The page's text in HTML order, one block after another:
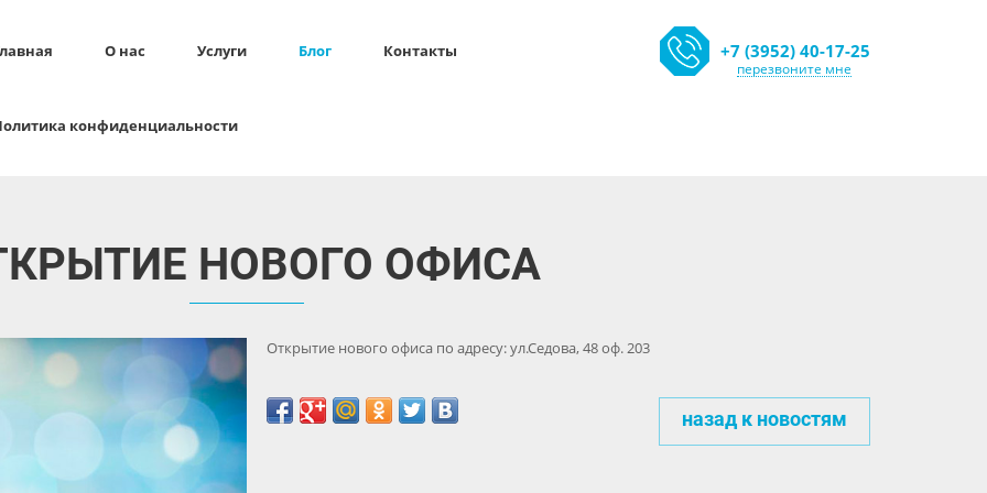
О нас Услуги Блог Контакты
конфиденциальности
+7 (3952) 40-17-25
перезвоните мне
НОВОГО ОФИСА
Открытие нового офиса по адресу: ул.Седова, 48 оф. 203
назад к новостям